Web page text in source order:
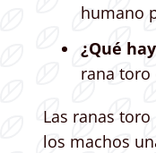
humano
¿Qué
rana toro
Las ranas
los machos